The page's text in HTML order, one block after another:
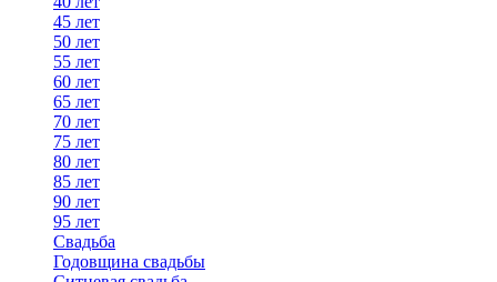
45 лет
50 лет
55 лет
60 лет
65 лет
70 лет
75 лет
80 лет
85 лет
90 лет
95 лет
Свадьба
Годовщина свадьбы